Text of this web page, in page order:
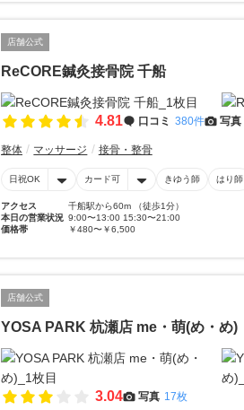
店舗公式
ReCORE鍼灸接骨院 千船
4.81 口コミ 380件 写真
整体 マッサージ 接骨・整骨
日祝OK カード可 きゆう師 はり師
アクセス
千船駅から60m （徒歩1分）
本日の営業状況 9:00〜13:00 15:30〜21:00
価格帯
￥480〜￥6,500
店舗公式
YOSA PARK 杭瀬店 me・萌(め・め)
3.04 写真 17枚